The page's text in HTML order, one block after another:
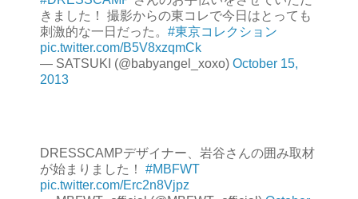
きました！ 撮影からの東コレで今日はとっても
刺激的な一日だった。 #東京コレクション
pic.twitter.com/B5V8xzqmCk
— SATSUKI (@babyangel_xoxo) October 15,
2013
DRESSCAMPデザイナー、岩谷さんの囲み取材
が始まりました！ #MBFWT
pic.twitter.com/Erc2n8Vjpz